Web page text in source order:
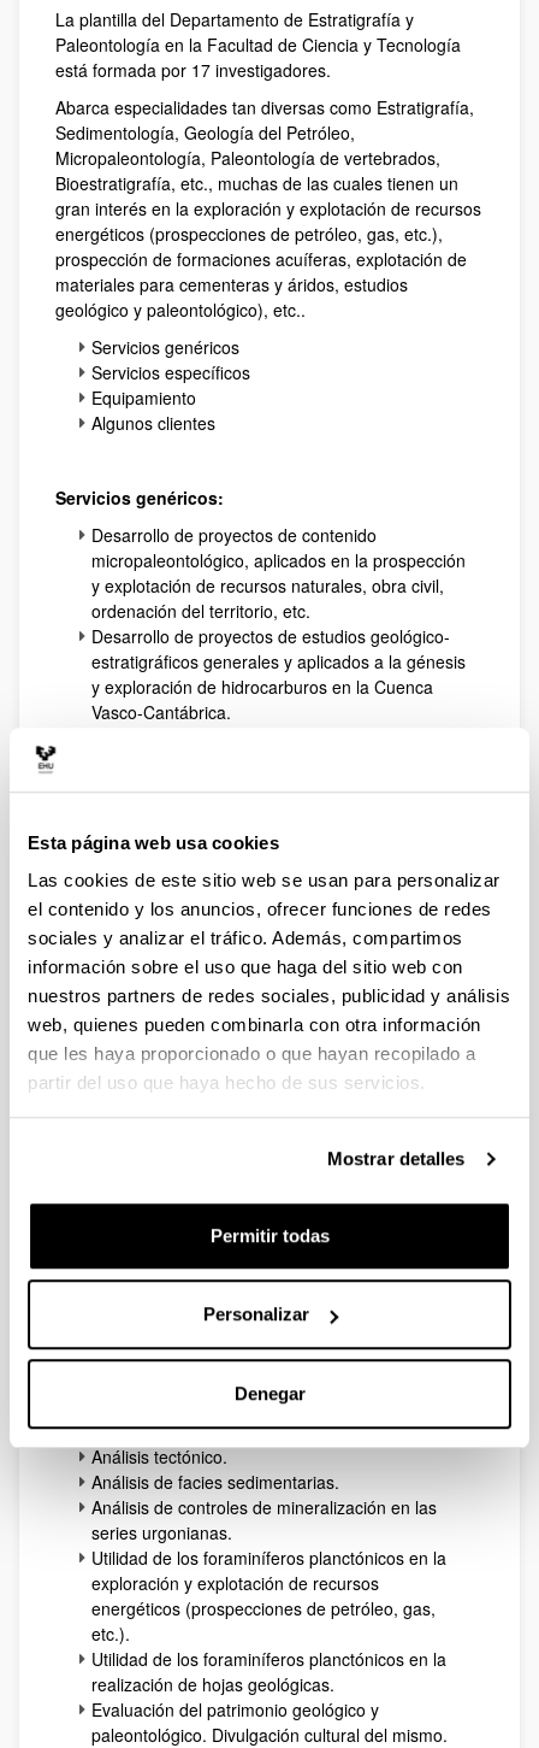
Esta página web usa cookies
Las cookies de este sitio web se usan para personalizar
el contenido y los anuncios, ofrecer funciones de redes
sociales y analizar el tráfico. Además, compartimos
información sobre el uso que haga del sitio web con
nuestros partners de redes sociales, publicidad y análisis
web, quienes pueden combinarla con otra información
que les haya proporcionado o que hayan recopilado a
partir del uso que haya hecho de sus servicios.
Mostrar detalles
Permitir todas
Personalizar
Denegar
La plantilla del Departamento de Estratigrafía y
Paleontología en la Facultad de Ciencia y Tecnología
está formada por 17 investigadores.
Abarca especialidades tan diversas como Estratigrafía,
Sedimentología, Geología del Petróleo,
Micropaleontología, Paleontología de vertebrados,
Bioestratigrafía, etc., muchas de las cuales tienen un
gran interés en la exploración y explotación de recursos
energéticos (prospecciones de petróleo, gas, etc.),
prospección de formaciones acuíferas, explotación de
materiales para cementeras y áridos, estudios
geológico y paleontológico), etc..
Servicios genéricos
Servicios específicos
Equipamiento
Algunos clientes
Servicios genéricos:
Desarrollo de proyectos de contenido
micropaleontológico, aplicados en la prospección
y explotación de recursos naturales, obra civil,
ordenación del territorio, etc.
Desarrollo de proyectos de estudios geológico-
estratigráficos generales y aplicados a la génesis
y exploración de hidrocarburos en la Cuenca
Vasco-Cantábrica.
análisis sedimentológicos, etc.
estratigráfico-sedimentológicos del Jurásico y
carácter básico o aplicado.
Formación teórico-práctica en técnicas de
análisis geológico y biológico.
Asesoramiento en evaluación de bienes
patrimoniales geológicos y paleontológicos.
Elaboración de proyectos culturales relacionados
con la divulgación y valorización del patrimonio
geológico.
micropaleontológicos
Interpretación de análisis geoquímicos en
Análisis microscópicos de rocas sedimentarias
(biomicrofacies)
Microscopía Electrónica de Barrido: análisis
micromorfológicos
Análisis de % CO3Ca de rocas.
Análisis de catodoluminiscencia.
Análisis petrológico.
Análisis tectónico.
Análisis de facies sedimentarias.
Análisis de controles de mineralización en las
series urgonianas.
Utilidad de los foraminíferos planctónicos en la
exploración y explotación de recursos
energéticos (prospecciones de petróleo, gas,
etc.).
Utilidad de los foraminíferos planctónicos en la
realización de hojas geológicas.
Evaluación del patrimonio geológico y
paleontológico. Divulgación cultural del mismo.